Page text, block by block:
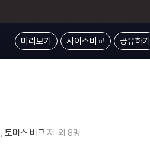
미리보기 사이즈비교 공유하기
토머스 버크 저 외 8명